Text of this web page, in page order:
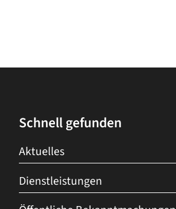
Schnell gefunden
Aktuelles
Dienstleistungen